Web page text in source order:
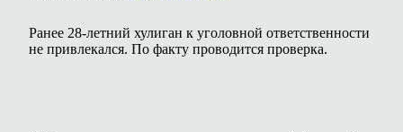
Ранее 28-летний хулиган к уголовной ответственности
не привлекался. По факту проводится проверка.